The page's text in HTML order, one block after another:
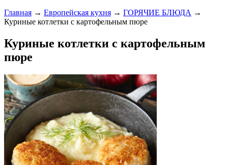
Главная → Европейская кухня → ГОРЯЧИЕ БЛЮДА →
Куриные котлетки с картофельным пюре
Куриные котлетки с картофельным
пюре